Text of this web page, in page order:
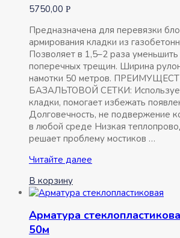
5750,00 Р
Предназначена для перевязки
армирования кладки из
Позволяет в 1,5–2 раза
поперечных трещин. Ширина
намотки 50 метров.
БАЗАЛЬТОВОЙ СЕТКИ:
кладки, помогает избежать
Долговечность, не подвержение
в любой среде Низкая
решает проблему мостиков …
Сетка
кладочная
1000мм
ячея
25х25мм
Читайте далее
В корзину
Арматура
50м